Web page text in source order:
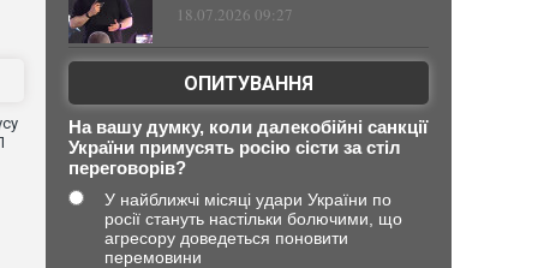
18.07.2026 09:27
ОПИТУВАННЯ
На вашу думку, коли далекобійні санкції
України примусять росію сісти за стіл
переговорів?
У найближчі місяці удари України по
росії стануть настільки болючими, що
агресору доведеться поновити
перемовини